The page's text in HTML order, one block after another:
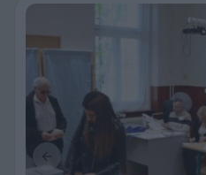
Previous slide